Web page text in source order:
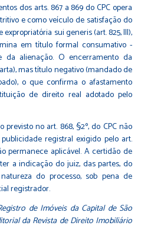
dos arts. 867 a 869 do CPC opera
e como veículo de satisfação do
sui generis (art. 825, III),
em título formal consumativo -
da alienação. O encerramento da
mas título negativo (mandado de
o que confirma o afastamento
de direito real adotado pelo
no art. 868, §2º, do CPC não
registral exigido pelo art.
permanece aplicável. A certidão de
a indicação do juiz, das partes, do
do processo, sob pena de
registrador.
de Imóveis da Capital de São
da Revista de Direito Imobiliário